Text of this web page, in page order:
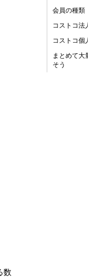
数
会員の種類
コストコ法
コストコ個
まとめて大
そう